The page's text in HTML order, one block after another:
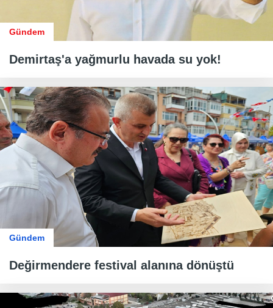
Gündem
Demirtaş'a yağmurlu havada su yok!
Gündem
Değirmendere festival alanına dönüştü